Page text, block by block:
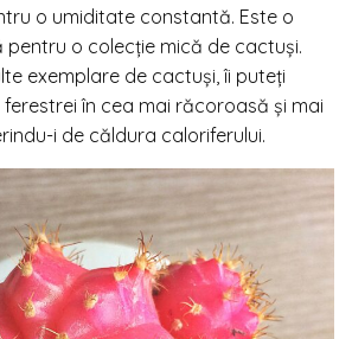
o umiditate constantă. Este o
pentru o colecție mică de cactuși.
exemplare de cactuși, îi puteți
în cea mai răcoroasă și mai
i de căldura caloriferului.